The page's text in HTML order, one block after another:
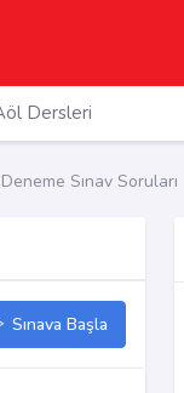
Dersleri
Sınav Soruları
Sınava Başla